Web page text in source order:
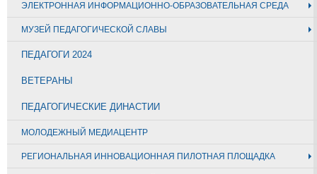
ЭЛЕКТРОННАЯ ИНФОРМАЦИОННО-ОБРАЗОВАТЕЛЬНАЯ СРЕДА
МУЗЕЙ ПЕДАГОГИЧЕСКОЙ СЛАВЫ
ПЕДАГОГИ 2024
ВЕТЕРАНЫ
ПЕДАГОГИЧЕСКИЕ ДИНАСТИИ
МОЛОДЕЖНЫЙ МЕДИАЦЕНТР
РЕГИОНАЛЬНАЯ ИННОВАЦИОННАЯ ПИЛОТНАЯ ПЛОЩАДКА